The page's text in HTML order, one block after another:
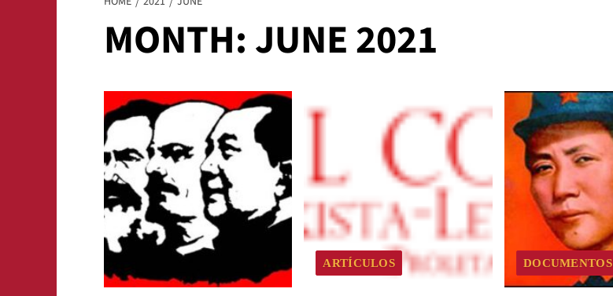
MONTH:JUNE 2021
ARTÍCULOS DOCUMENTOS